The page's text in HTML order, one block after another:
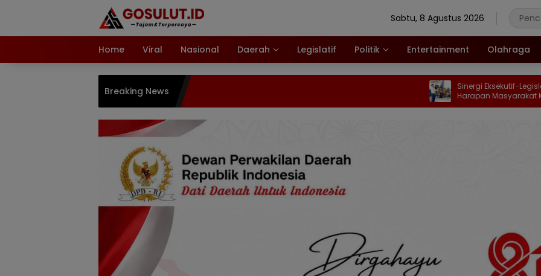
Sabtu, 8 Agustus 2026
Home Viral Nasional Daerah Legislatif Politik Entertainment Olahraga
Breaking News
Sinergi Eksekutif-Legislatif Mulai
Harapan Masyarakat Kabupaten
Gorontalo